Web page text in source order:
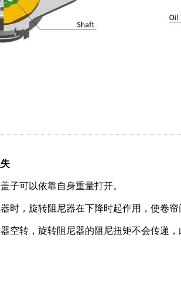
子可以依靠自身重量打开。
时，旋转阻尼器在下降时起作用，使卷帘
空转，旋转阻尼器的阻尼扭矩不会传递